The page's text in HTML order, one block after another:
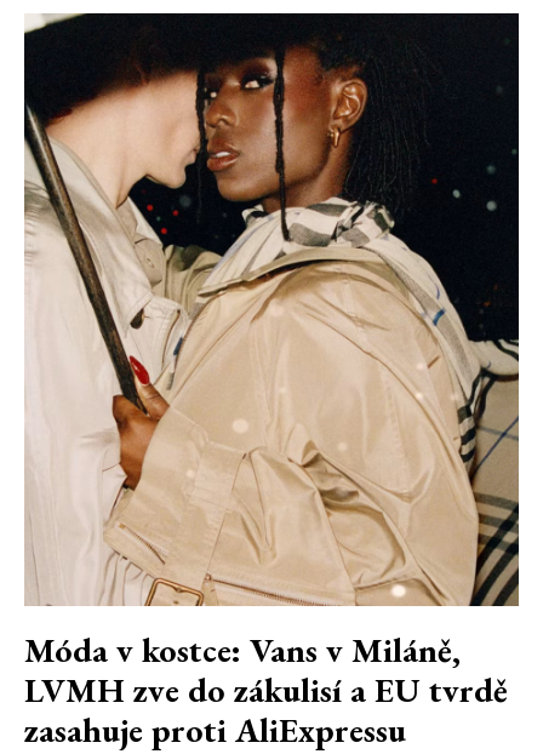
Móda v kostce: Vans v Miláně,
LVMH zve do zákulisí a EU tvrdě
zasahuje proti AliExpressu